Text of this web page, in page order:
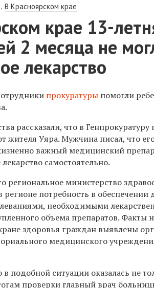
,В Красноярском крае
крае 13-
2 месяца не
лекарство
прокуратуры помогли
рассказали, что в
жителя Уяра. Мужчина писал, что
важный медицинский
самостоятельно.
региональное министерство
потребность в
необходимыми
объема препаратов.
здоровья граждан выявлены
медицинского
в подобной ситуации оказалась не
проверки главный врач